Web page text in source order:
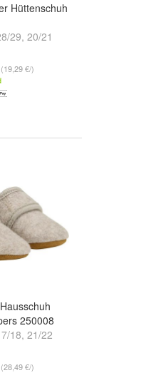
Hüttenschuh
29, 20/21
(19,29 €/)
250008
18, 21/22
(28,49 €/)